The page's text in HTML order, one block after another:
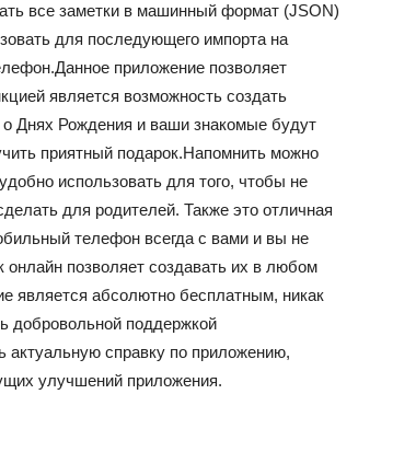
все заметки в машинный формат (JSON)
для последующего импорта на
приложение позволяет
является возможность создать
Днях Рождения и ваши знакомые будут
приятный подарок.Напомнить можно
использовать для того, чтобы не
для родителей. Также это отличная
телефон всегда с вами и вы не
онлайн позволяет создавать их в любом
является абсолютно бесплатным, никак
добровольной поддержкой
справку по приложению,
улучшений приложения.